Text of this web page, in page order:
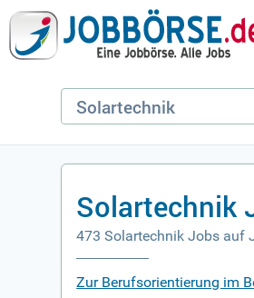
Solartechnik
473 Solartechnik Jobs auf
Zur Berufsorientierung im